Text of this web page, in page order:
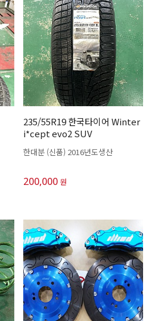
235/55R19 한국타이어 Winter
i*cept evo2 SUV
한대분 (신품) 2016년도생산
200,000 원